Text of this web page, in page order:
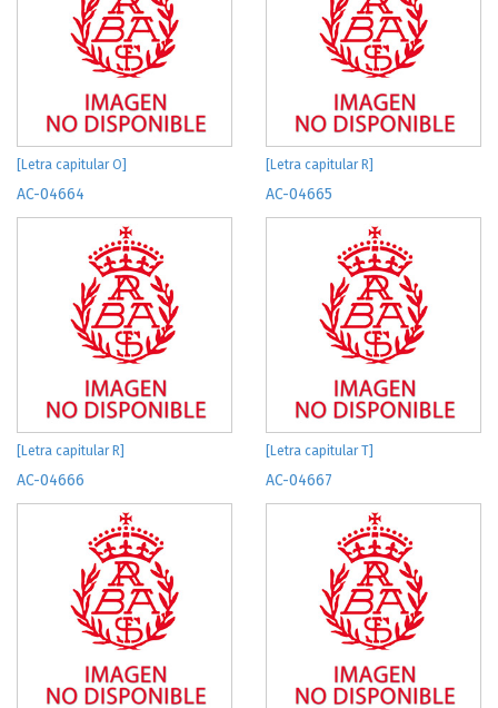
[Letra capitular O] [Letra capitular R]
AC-04664
[Letra capitular R]
AC-04665
[Letra capitular T]
AC-04666 AC-04667